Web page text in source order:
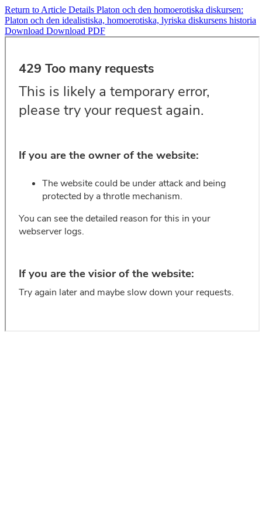
Return to Article Details Platon och den homoerotiska diskursen:
Platon och den idealistiska, homoerotiska, lyriska diskursens historia
Download Download PDF